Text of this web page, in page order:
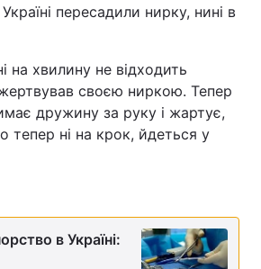
Погода
Статті
Вакансії
пересадили нирку, нині в
на хвилину не відходить
своєю ниркою. Тепер
дружину за руку і жартує,
тепер ні на крок, йдеться у
в Україні: